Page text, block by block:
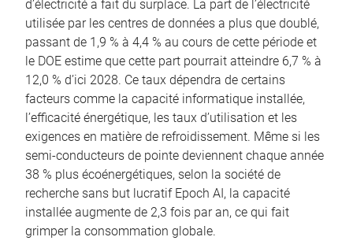
d’électricité a fait du surplace. La part de l’électricité
utilisée par les centres de données a plus que doublé,
passant de 1,9 % à 4,4 % au cours de cette période et
le DOE estime que cette part pourrait atteindre 6,7 % à
12,0 % d’ici 2028. Ce taux dépendra de certains
facteurs comme la capacité informatique installée,
l’efficacité énergétique, les taux d’utilisation et les
exigences en matière de refroidissement. Même si les
semi-conducteurs de pointe deviennent chaque année
38 % plus écoénergétiques, selon la société de
recherche sans but lucratif Epoch AI, la capacité
installée augmente de 2,3 fois par an, ce qui fait
grimper la consommation globale.